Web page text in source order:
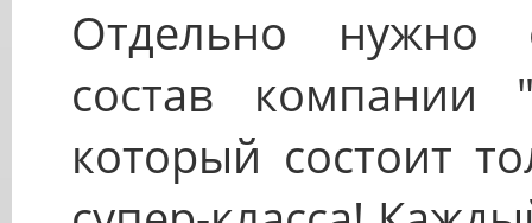
Отдельно нужно
состав компании
который состоит